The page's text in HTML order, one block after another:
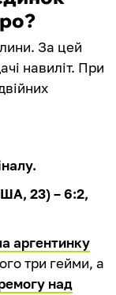
За цей
навиліт. При
23) – 6:2,
аргентинку
три гейми, а
над